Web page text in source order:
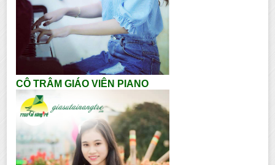
CÔ TRÂM GIÁO VIÊN PIANO